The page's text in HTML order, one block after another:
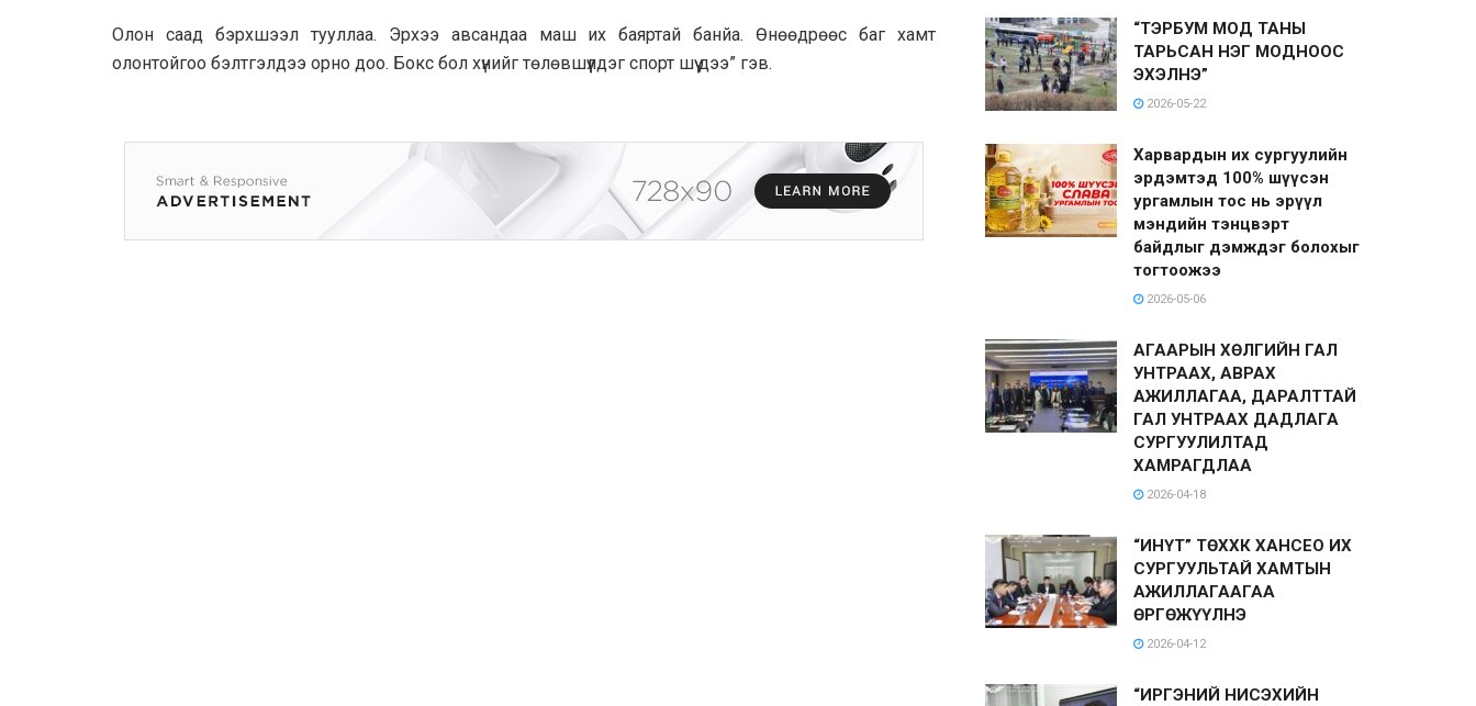
Олон саад бэрхшээл тууллаа. Эрхээ авсандаа маш их баяртай банйа. Өнөөдрөөс баг хамт
олонтойгоо бэлтгэлдээ орно доо. Бокс бол хүнийг төлөвшүүлдэг спорт шүү дээ” гэв.
“ТЭРБУМ МОД ТАНЫ
ТАРЬСАН НЭГ МОДНООС
ЭХЭЛНЭ”
2026-05-22
Харвардын их сургуулийн
эрдэмтэд 100% шүүсэн
ургамлын тос нь эрүүл
мэндийн тэнцвэрт
байдлыг дэмждэг болохыг
тогтоожээ
2026-05-06
АГААРЫН ХӨЛГИЙН ГАЛ
УНТРААХ, АВРАХ
АЖИЛЛАГАА, ДАРАЛТТАЙ
ГАЛ УНТРААХ ДАДЛАГА
СУРГУУЛИЛТАД
ХАМРАГДЛАА
2026-04-18
“ИНҮТ” ТӨХХК ХАНСЕО ИХ
СУРГУУЛЬТАЙ ХАМТЫН
АЖИЛЛАГААГАА
ӨРГӨЖҮҮЛНЭ
2026-04-12
“ИРГЭНИЙ НИСЭХИЙН